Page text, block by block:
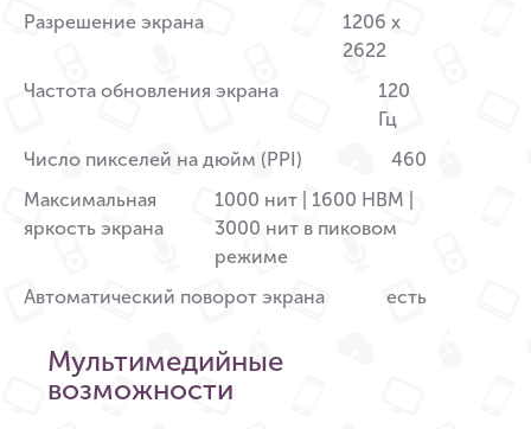
Разрешение экрана
1206 x
2622
Частота обновления экрана
120
Гц
Число пикселей на дюйм (PPI)
460
Максимальная
яркость экрана
1000 нит | 1600 HBM |
3000 нит в пиковом
режиме
Автоматический поворот экрана
есть
Мультимедийные
возможности